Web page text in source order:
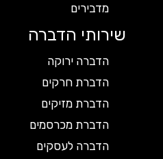
מדבירים
שירותי הדברה
הדברה ירוקה
הדברת חרקים
הדברת מזיקים
הדברת מכרסמים
הדברה לעסקים